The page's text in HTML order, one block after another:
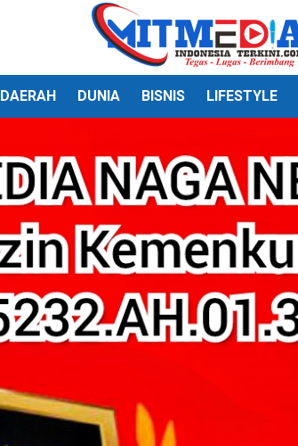
DAERAH DUNIA BISNIS LIFESTYLE